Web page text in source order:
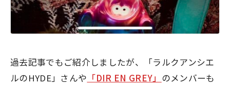
過去記事でもご紹介しましたが、「ラルクアンシエ
ルのHYDE」さんや 「DIR EN GREY」 のメンバーも